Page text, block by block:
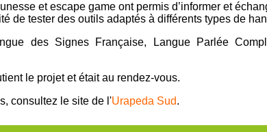
et escape game ont permis d’informer et
de tester des outils adaptés à différents types de
des Signes Française, Langue Parlée
le projet et était au rendez-vous.
consultez le site de l'Urapeda Sud.